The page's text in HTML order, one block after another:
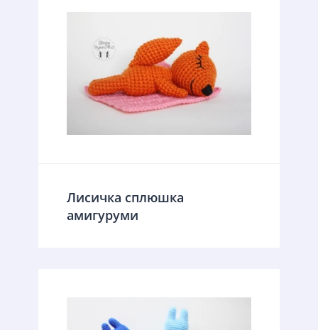
Лисичка сплюшка
амигуруми